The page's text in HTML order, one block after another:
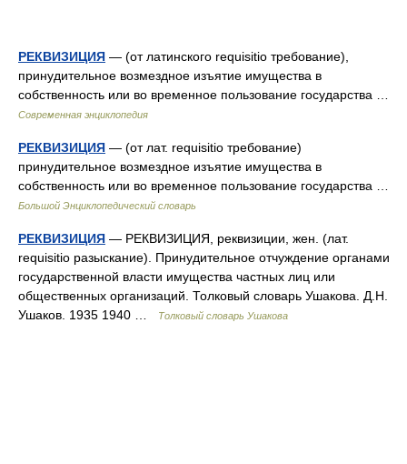
РЕКВИЗИЦИЯ — (от латинского requisitio требование),
принудительное возмездное изъятие имущества в
собственность или во временное пользование государства …
Современная энциклопедия
РЕКВИЗИЦИЯ — (от лат. requisitio требование)
принудительное возмездное изъятие имущества в
собственность или во временное пользование государства …
Большой Энциклопедический словарь
РЕКВИЗИЦИЯ — РЕКВИЗИЦИЯ, реквизиции, жен. (лат.
requisitio разыскание). Принудительное отчуждение органами
государственной власти имущества частных лиц или
общественных организаций. Толковый словарь Ушакова. Д.Н.
Ушаков. 1935 1940 …
Толковый словарь Ушакова